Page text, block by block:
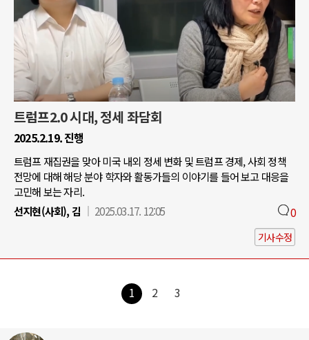
트럼프2.0 시대, 정세 좌담회
2025.2.19. 진행
트럼프 재집권을 맞아 미국 내외 정세 변화 및 트럼프 경제, 사회 정책
전망에 대해 해당 분야 학자와 활동가들의 이야기를 들어 보고 대응을
고민해 보는 자리.
선지현(사회), 김
2025.03.17. 12:05 0
기사수정
1 2 3